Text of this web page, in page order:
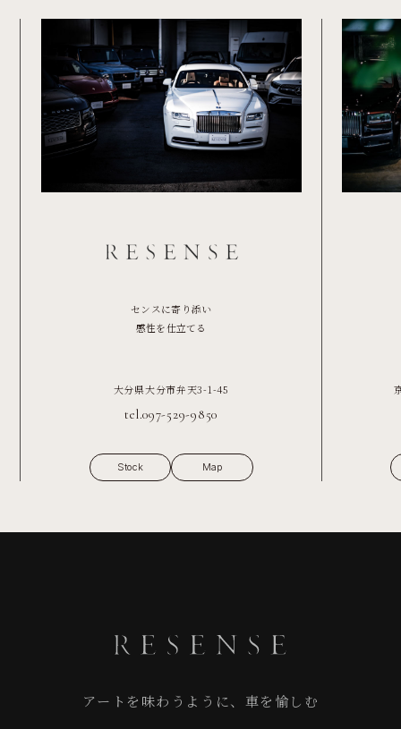
センスに寄り添い
感性を仕立てる
大分県大分市弁天3-1-45
tel.097-529-9850
Stock Map
アートを味わうように、車を愉しむ